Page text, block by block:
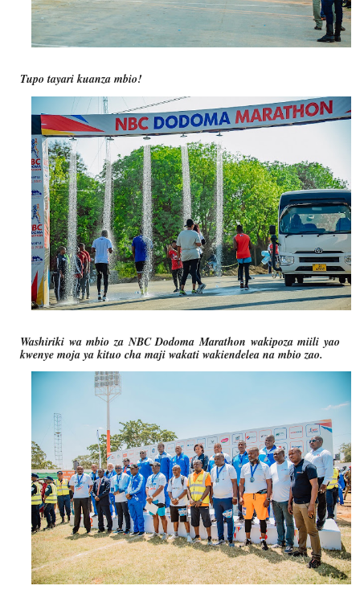
Tupo tayari kuanza mbio!
Washiriki wa mbio za NBC Dodoma Marathon wakipoza miili yao
kwenye moja ya kituo cha maji wakati wakiendelea na mbio zao.